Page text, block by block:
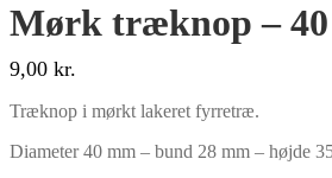
Mørk træknop –
9,00 kr.
Træknop i mørkt lakeret fyrretræ.
Diameter 40 mm – bund 28 mm – højde